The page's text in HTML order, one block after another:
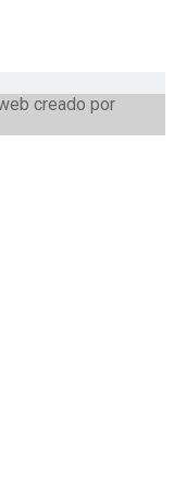
creado por